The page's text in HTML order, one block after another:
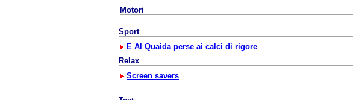
Motori
Sport
E Al Quaida perse ai calci di rigore
Relax
Screen savers